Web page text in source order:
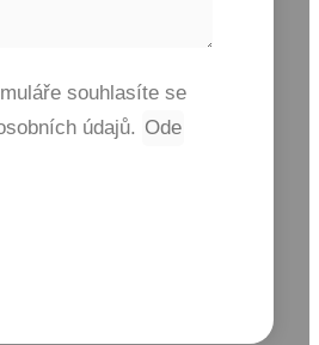
souhlasíte se
údajů.